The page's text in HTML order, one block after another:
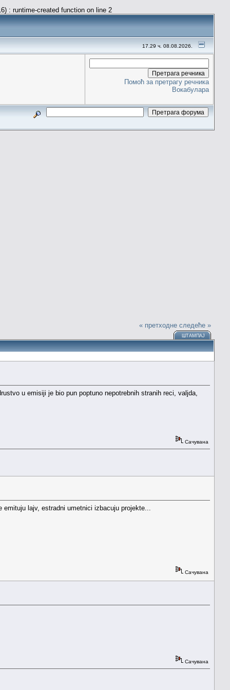
: runtime-created function on line 2
17.29 ч. 08.08.2026.
Помоћ за претрагу речника
Вокабулара
« претходне следеће »
ШТАМПАЈ
u emisiji je bio pun poptuno nepotrebnih stranih reci, valjda,
Сачувана
lajv, estradni umetnici izbacuju projekte...
Сачувана
Сачувана